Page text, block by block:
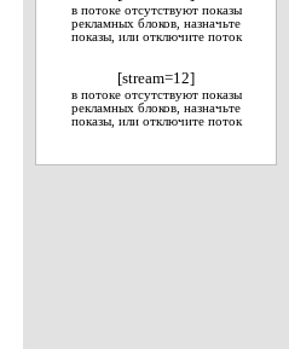
в потоке отсутствуют показы
рекламных блоков, назначьте
показы, или отключите поток
[stream=12]
в потоке отсутствуют показы
рекламных блоков, назначьте
показы, или отключите поток